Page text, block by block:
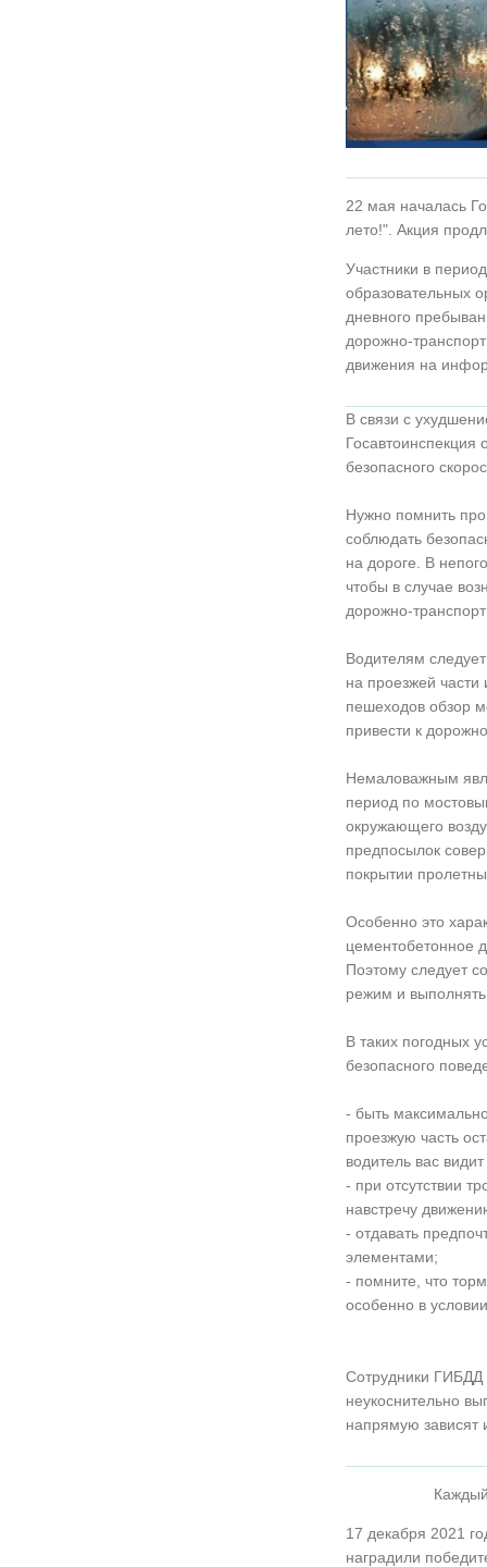
22 мая началась
лето!". Акция
Участники в
образовательных
дневного
дорожно-
движения на
В связи с
безопасного
Нужно помнить
соблюдать
на дороге. В
чтобы в случае
дорожно-
Водителям
на проезжей части
пешеходов обзор
привести к
Немаловажным
период по
окружающего
предпосылок
покрытии
Особенно это
цементобетонное
Поэтому следует
режим и
В таких погодных
безопасного
- быть
проезжую часть
водитель вас
- при отсутствии
навстречу
- отдавать
элементами;
- помните, что
особенно в
Сотрудники ГИБДД
неукоснительно
напрямую зависят
17 декабря 2021
наградили